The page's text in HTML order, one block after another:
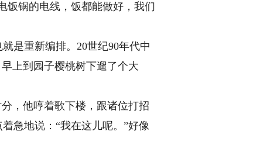
饭锅的电线，饭都能做好，我们
是重新编排。20世纪90年代中
上到园子樱桃树下遛了个大
，他哼着歌下楼，跟诸位打招
急地说：“我在这儿呢。”好像